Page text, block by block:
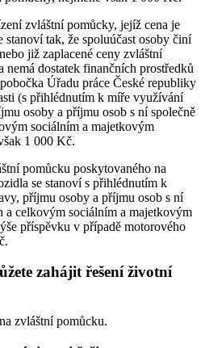
zvláštní pomůcky, jejíž cena je
stanoví tak, že spoluúčast osoby činí
již zaplacené ceny zvláštní
nemá dostatek finančních prostředků
Úřadu práce České republiky
(s přihlédnutím k míře využívání
osoby a příjmu osob s ní společně
sociálním a majetkovým
1 000 Kč.
pomůcku poskytovaného na
se stanoví s přihlédnutím k
příjmu osoby a příjmu osob s ní
a celkovým sociálním a majetkovým
příspěvku v případě motorového
zahájit řešení životní
zvláštní pomůcku.